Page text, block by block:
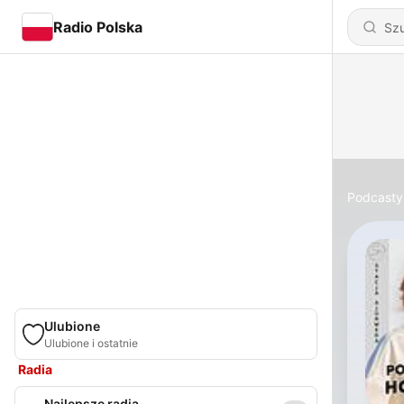
Radio Polska
Ulubione
Ulubione i ostatnie
Radia
Podcasty